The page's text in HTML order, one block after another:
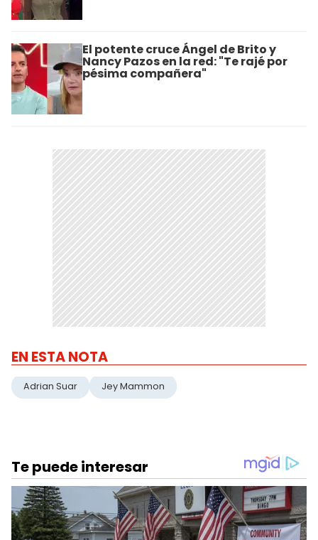
El potente cruce Ángel de Brito y
Nancy Pazos en la red: "Te rajé por
pésima compañera"
EN ESTA NOTA
Adrian Suar Jey Mammon